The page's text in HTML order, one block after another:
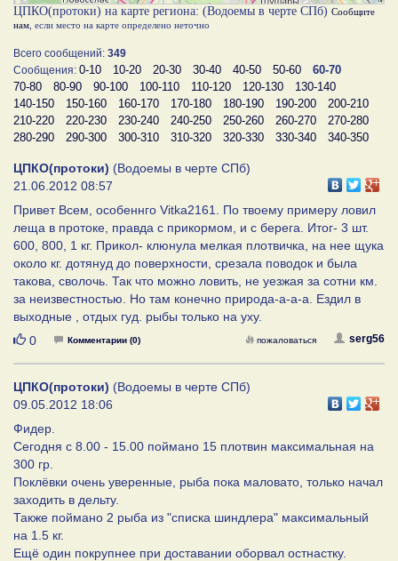
ЦПКО(протоки) на карте региона: (Водоемы в черте СПб) Сообщите
нам , если место на карте определено неточно
Всего сообщений: 349
Сообщения: 0-10 10-20 20-30 30-40 40-50 50-60
60-70
70-80
80-90 90-100 100-110 110-120 120-130
130-140
140-150
150-160 160-170 170-180 180-190 190-200
200-210
210-220
220-230 230-240 240-250 250-260 260-270
270-280
280-290
290-300 300-310 310-320 320-330 330-340 340-350
ЦПКО(протоки) (Водоемы в черте СПб)
21.06.2012 08:57
Привет Всем, особеннго Vitka2161. По твоему примеру ловил
леща в протоке, правда с прикормом, и с берега. Итог- 3 шт.
600, 800, 1 кг. Прикол- клюнула мелкая плотвичка, на нее щука
около кг. дотянуд до поверхности, срезала поводок и была
такова, сволочь. Так что можно ловить, не уезжая за сотни км.
за неизвестностью. Но там конечно природа-а-а-а. Ездил в
выходные , отдых гуд. рыбы только на уху.
Нравится
0 Комментарии (0) serg56
пожаловаться
ЦПКО(протоки) (Водоемы в черте СПб)
09.05.2012 18:06
Фидер.
Сегодня с 8.00 - 15.00 поймано 15 плотвин максимальная на
300 гр.
Поклёвки очень уверенные, рыба пока маловато, только начал
заходить в дельту.
Также поймано 2 рыба из "списка шиндлера" максимальный
на 1.5 кг.
Ещё один покрупнее при доставании оборвал остнастку.